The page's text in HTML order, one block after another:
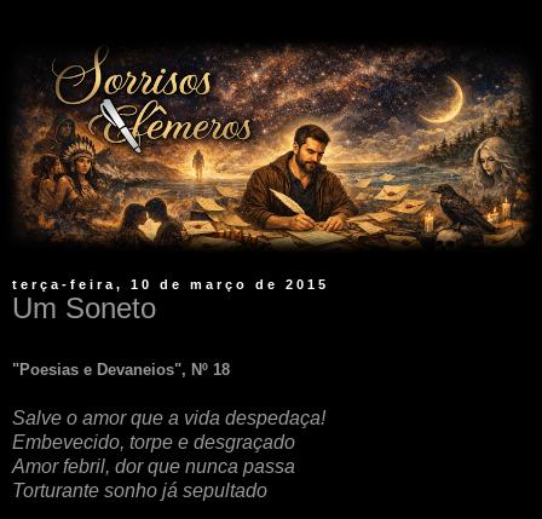
terça-feira, 10 de março de 2015
Um Soneto
"Poesias e Devaneios", Nº 18
Salve o amor que a vida despedaça!
Embevecido, torpe e desgraçado
Amor febril, dor que nunca passa
Torturante sonho já sepultado